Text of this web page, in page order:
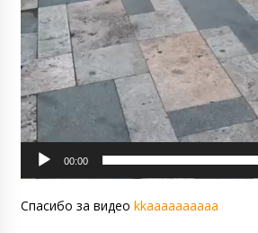
00:00
Спасибо за видео kkaaaaaaaaaa